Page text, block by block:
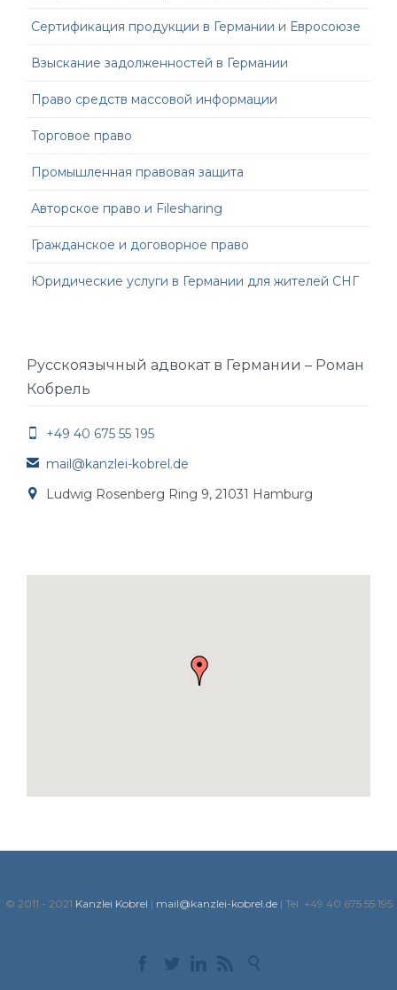
Сертификация продукции в Германии и Евросоюзе
Взыскание задолженностей в Германии
Право средств массовой информации
Торговое право
Промышленная правовая защита
Авторское право и Filesharing
Гражданское и договорное право
Юридические услуги в Германии для жителей СНГ
Русскоязычный адвокат в Германии – Роман
Кобрель
 +49 40 675 55 195
 mail@kanzlei-kobrel.de
 Ludwig Rosenberg Ring 9, 21031 Hamburg
© 2011 - 2021 Kanzlei Kobrel | mail@kanzlei-kobrel.de| Tel. +49 40 675 55 195
    